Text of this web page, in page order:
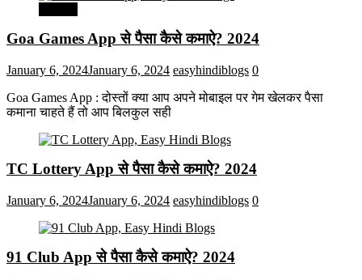
Goa Games App से पैसा कैसे कमाऐ? 2024
January 6, 2024January 6, 2024 easyhindiblogs 0
Goa Games App : दोस्तों क्या आप अपने मोबाइल पर गेम खेलकर पैसा
कमाना चाहते हैं तो आप बिलकुल सही
TC Lottery App से पैसा कैसे कमाऐ? 2024
January 6, 2024January 6, 2024 easyhindiblogs 0
91 Club App से पैसा कैसे कमाऐ? 2024